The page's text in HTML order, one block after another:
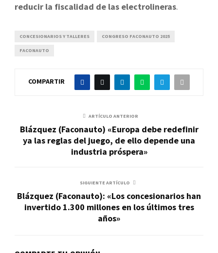
reducir la fiscalidad de las electrolineras.
CONCESIONARIOS Y TALLERES CONGRESO FACONAUTO 2025
FACONAUTO
COMPARTIR
ARTÍCULO ANTERIOR
Blázquez (Faconauto) «Europa debe redefinir
ya las reglas del juego, de ello depende una
industria próspera»
SIGUIENTE ARTÍCULO
Blázquez (Faconauto): «Los concesionarios han
invertido 1.300 millones en los últimos tres
años»